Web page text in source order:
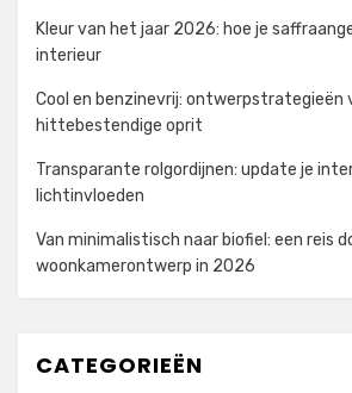
Kleur van het jaar 2026: hoe je
interieur
Cool en benzinevrij: ontwerpstrategieën
hittebestendige oprit
Transparante rolgordijnen: update je
lichtinvloeden
Van minimalistisch naar biofiel: een reis
woonkamerontwerp in 2026
CATEGORIEËN